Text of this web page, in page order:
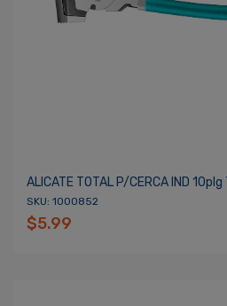
ALICATE TOTAL P/CERCA IND
SKU: 1000852
$5.99